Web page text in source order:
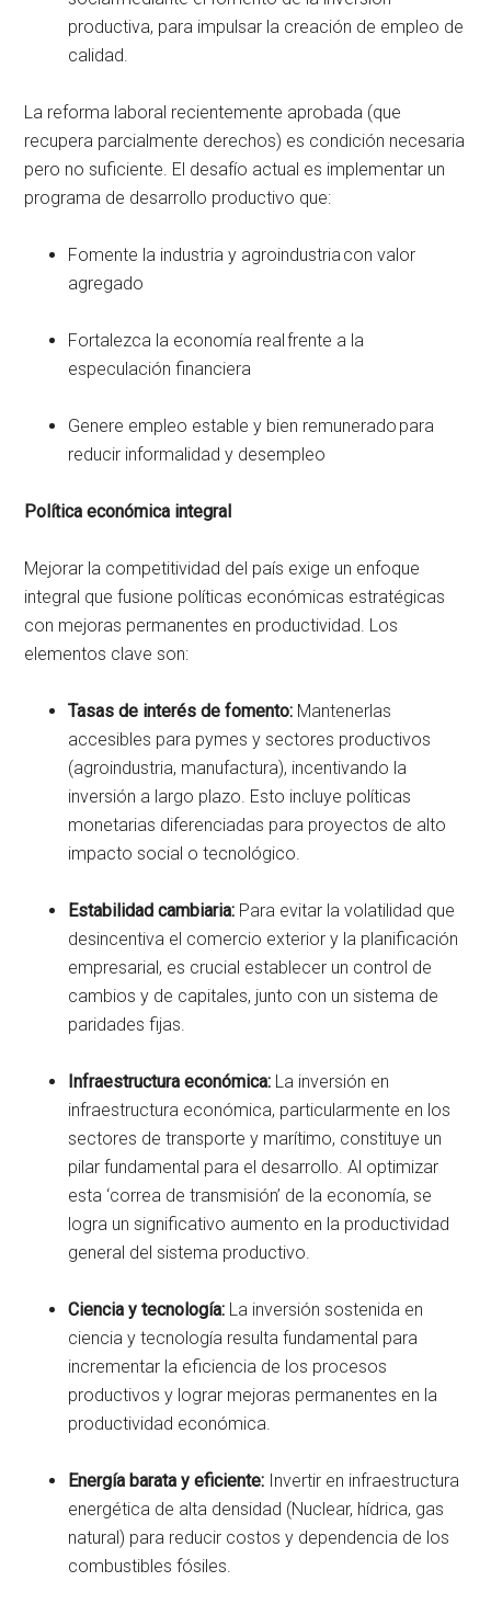
productiva, para impulsar la creación de empleo de
calidad.
La reforma laboral recientemente aprobada (que
recupera parcialmente derechos) es condición necesaria
pero no suficiente. El desafío actual es implementar un
programa de desarrollo productivo que:
Fomente la industria y agroindustria con valor
agregado
Fortalezca la economía real frente a la
especulación financiera
Genere empleo estable y bien remunerado para
reducir informalidad y desempleo
Política económica integral
Mejorar la competitividad del país exige un enfoque
integral que fusione políticas económicas estratégicas
con mejoras permanentes en productividad. Los
elementos clave son:
Tasas de interés de fomento: Mantenerlas
accesibles para pymes y sectores productivos
(agroindustria, manufactura), incentivando la
inversión a largo plazo. Esto incluye políticas
monetarias diferenciadas para proyectos de alto
impacto social o tecnológico.
Estabilidad cambiaria: Para evitar la volatilidad que
desincentiva el comercio exterior y la planificación
empresarial, es crucial establecer un control de
cambios y de capitales, junto con un sistema de
paridades fijas.
Infraestructura económica: La inversión en
infraestructura económica, particularmente en los
sectores de transporte y marítimo, constituye un
pilar fundamental para el desarrollo. Al optimizar
esta ‘correa de transmisión’ de la economía, se
logra un significativo aumento en la productividad
general del sistema productivo.
Ciencia y tecnología: La inversión sostenida en
ciencia y tecnología resulta fundamental para
incrementar la eficiencia de los procesos
productivos y lograr mejoras permanentes en la
productividad económica.
Energía barata y eficiente: Invertir en infraestructura
energética de alta densidad (Nuclear, hídrica, gas
natural) para reducir costos y dependencia de los
combustibles fósiles.